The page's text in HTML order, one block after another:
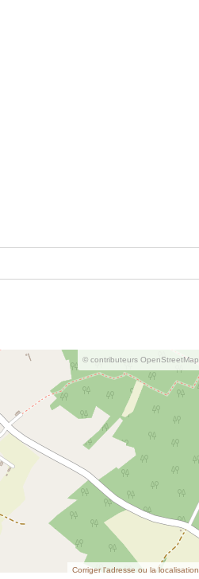
© contributeurs OpenStreetMap
Corriger l’adresse ou la localisation